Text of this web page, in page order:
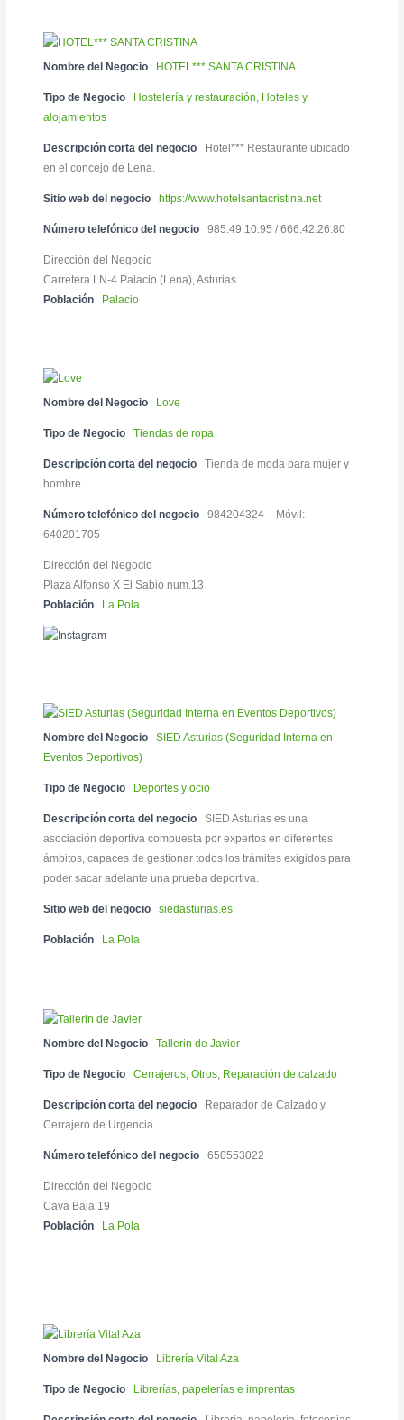
Nombre del Negocio HOTEL*** SANTA CRISTINA
Tipo de Negocio Hostelería y restauración Hoteles y
alojamientos
Descripción corta del negocio
Hotel*** Restaurante ubicado
en el concejo de Lena.
Sitio web del negocio https://www.hotelsantacristina.net
Número telefónico del negocio 985.49.10.95 / 666.42.26.80
Dirección del Negocio
Carretera LN-4 Palacio (Lena), Asturias
Población
Palacio
Nombre del Negocio Love
Tipo de Negocio Tiendas de ropa
Descripción corta del negocio
Tienda de moda para mujer y
hombre.
Número telefónico del negocio
984204324 – Móvil:
640201705
Dirección del Negocio
Plaza Alfonso X El Sabio num.13
Población
La Pola
Nombre del Negocio
SIED Asturias (Seguridad Interna en
Eventos Deportivos)
Tipo de Negocio Deportes y ocio
Descripción corta del negocio
SIED Asturias es una
asociación deportiva compuesta por expertos en diferentes
ámbitos, capaces de gestionar todos los trámites exigidos para
poder sacar adelante una prueba deportiva.
Sitio web del negocio siedasturias.es
Población La Pola
Nombre del Negocio Tallerin de Javier
Tipo de Negocio Cerrajeros ,Otros Reparación de calzado
Descripción corta del negocio
Reparador de Calzado y
Cerrajero de Urgencia
Número telefónico del negocio 650553022
Dirección del Negocio
Cava Baja 19
Población
La Pola
Nombre del Negocio Librería Vital Aza
Tipo de Negocio Librerías, papelerías e imprentas